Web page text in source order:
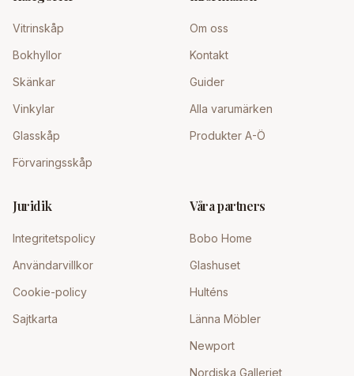
Vitrinskåp
Bokhyllor
Skänkar
Vinkylar
Glasskåp
Förvaringsskåp
Om oss
Kontakt
Guider
Alla varumärken
Produkter A-Ö
Juridik
Integritetspolicy
Användarvillkor
Cookie-policy
Sajtkarta
Våra partners
Bobo Home
Glashuset
Hulténs
Länna Möbler
Newport
Nordiska Galleriet